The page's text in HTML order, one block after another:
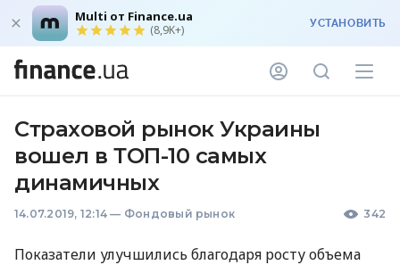
Multi от Finance.ua
(8,9K+) УСТАНОВИТЬ
Страховой рынок Украины
вошел в ТОП-10 самых
динамичных
14.07.2019, 12:14 — Фондовый рынок 342
Показатели улучшились благодаря росту объема